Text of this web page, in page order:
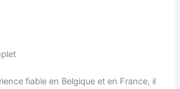
fiable en Belgique et en France, il